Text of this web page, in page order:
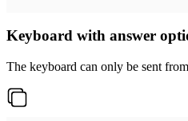
Keyboard with answer
The keyboard can only be sent